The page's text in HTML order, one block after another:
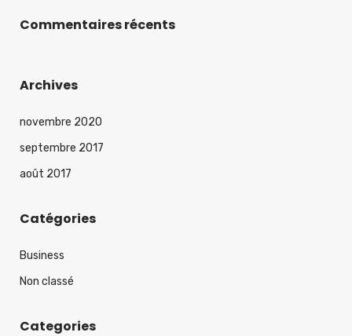
r
o
Commentaires récents
Archives
novembre 2020
septembre 2017
août 2017
Catégories
Business
Non classé
Categories